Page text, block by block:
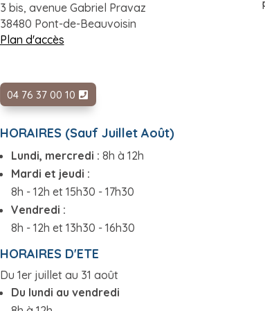
3 bis, avenue Gabriel Pravaz
38480 Pont-de-Beauvoisin
Plan d'accès
04 76 37 00 10
HORAIRES (Sauf Juillet Août)
Lundi, mercredi : 8h à 12h
Mardi et jeudi :
8h - 12h et 15h30 - 17h30
Vendredi :
8h - 12h et 13h30 - 16h30
HORAIRES D'ETE
Du 1er juillet au 31 août
Du lundi au vendredi